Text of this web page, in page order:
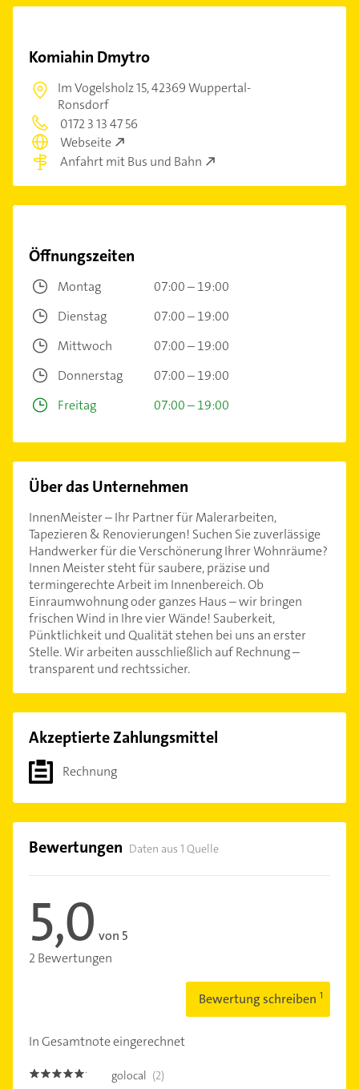
Komiahin Dmytro
Im Vogelsholz 15,42369 Wuppertal-
Ronsdorf
0172 3 13 47 56
Webseite
Anfahrt mit Bus und Bahn
Öffnungszeiten
Montag
07:00 – 19:00
Dienstag
07:00 – 19:00
Mittwoch
07:00 – 19:00
Donnerstag
07:00 – 19:00
Freitag
07:00 – 19:00
Über das Unternehmen
InnenMeister – Ihr Partner für Malerarbeiten,
Tapezieren & Renovierungen! Suchen Sie zuverlässige
Handwerker für die Verschönerung Ihrer Wohnräume?
Innen Meister steht für saubere, präzise und
termingerechte Arbeit im Innenbereich. Ob
Einraumwohnung oder ganzes Haus – wir bringen
frischen Wind in Ihre vier Wände! Sauberkeit,
Pünktlichkeit und Qualität stehen bei uns an erster
Stelle. Wir arbeiten ausschließlich auf Rechnung –
transparent und rechtssicher.
Akzeptierte Zahlungsmittel
Rechnung
Bewertungen Daten aus 1 Quelle
5,0 von 5
2 Bewertungen
Bewertung schreiben
In Gesamtnote eingerechnet
5.0 golocal (2)